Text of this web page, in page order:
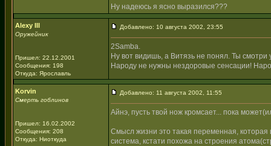
Ну надеюсь я ясно выразился???
Alexy III
Оружейник
Пришел: 22.12.2001
Сообщения: 198
Откуда: Ярославль
Добавлено: 10 августа 2002, 23:55
2Samba.
Ну вот видишь, а Витязь не понял. Ты смотри
Народу не нужны нездоровые сенсации!
Korvin
Смерть гоблинов
Пришел: 16.02.2002
Сообщения: 208
Откуда: Ниоткуда
Добавлено: 11 августа 2002, 11:55
Айнэ, пусть твой нож кромсает... пока
Смысл жизни это такая переменная, которая
система, кстати похожа на строения